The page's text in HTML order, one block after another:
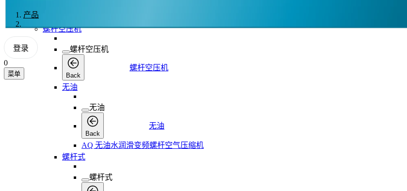
产品
登录
0
菜单
螺杆空压机
螺杆空压机
Back
螺杆空压机
无油
无油
Back
无油
AQ 无油水润滑变频螺杆空气压缩机
螺杆式
螺杆式